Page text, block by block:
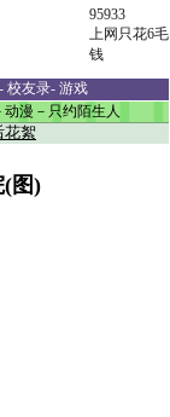
95933
上网只花6毛
钱
- 校友录- 游戏
动漫 － 只约陌生人
花絮
(图)